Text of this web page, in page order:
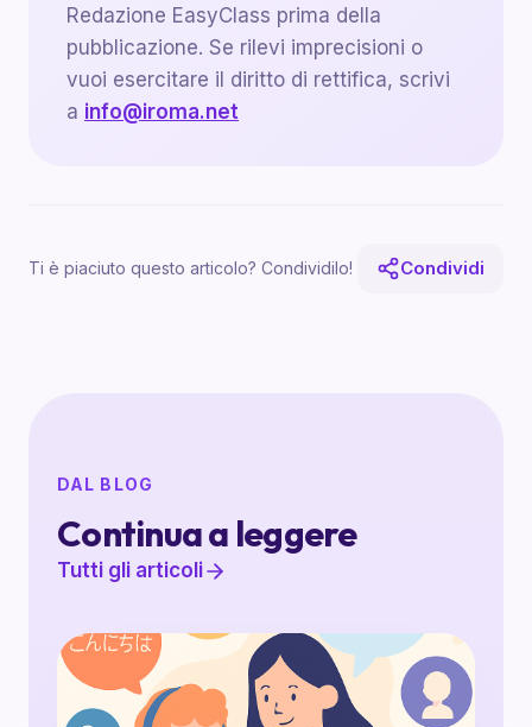
Redazione EasyClass prima della
pubblicazione. Se rilevi imprecisioni o
vuoi esercitare il diritto di rettifica, scrivi
a info@iroma.net
Ti è piaciuto questo articolo? Condividilo! Condividi
DAL BLOG
Continua a leggere
Tutti gli articoli